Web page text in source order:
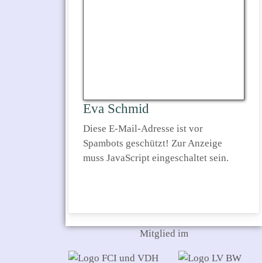
Eva Schmid
Diese E-Mail-Adresse ist vor
Spambots geschützt! Zur Anzeige
muss JavaScript eingeschaltet sein.
Mitglied im